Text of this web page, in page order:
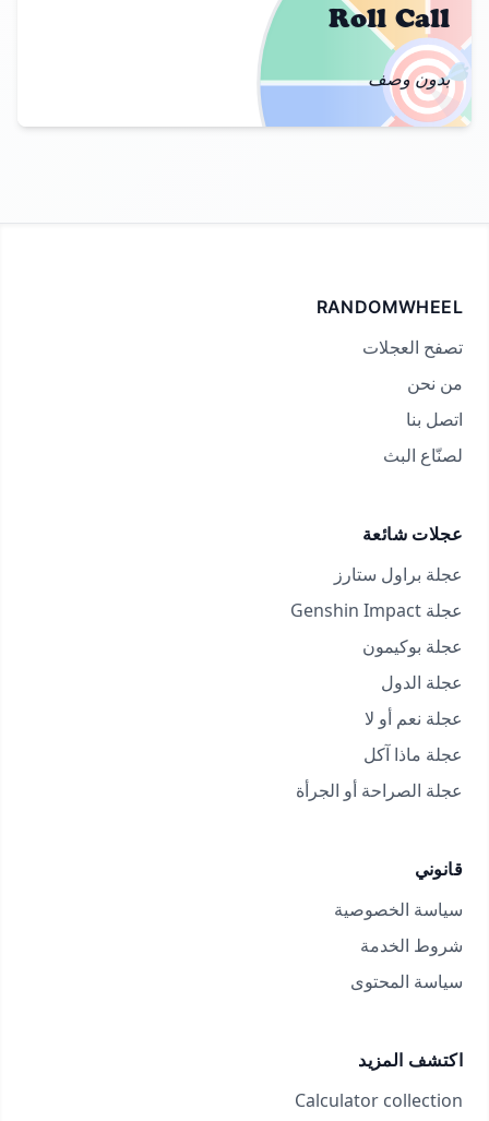
🎯
Roll Call
بدون وصف
RANDOMWHEEL
تصفح العجلات
من نحن
اتصل بنا
لصنّاع البث
عجلات شائعة
عجلة براول ستارز
عجلة Genshin Impact
عجلة بوكيمون
عجلة الدول
عجلة نعم أو لا
عجلة ماذا آكل
عجلة الصراحة أو الجرأة
قانوني
سياسة الخصوصية
شروط الخدمة
سياسة المحتوى
اكتشف المزيد
Calculator collection